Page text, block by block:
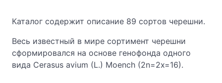
Каталог содержит описание 89 сортов черешни.
Весь известный в мире сортимент черешни
сформировался на основе генофонда одного
вида Cerasus avium (L.) Moench (2n=2x=16).